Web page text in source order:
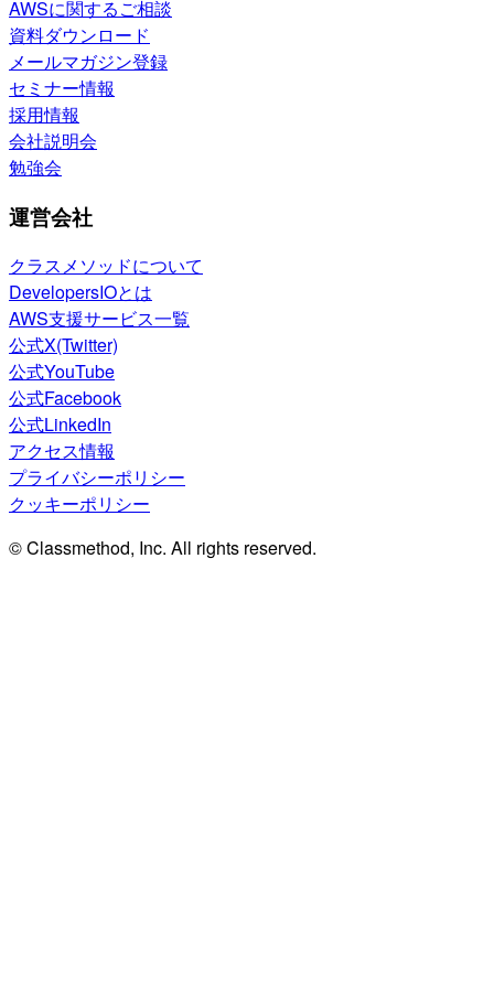
AWSに関するご相談
資料ダウンロード
メールマガジン登録
セミナー情報
採用情報
会社説明会
勉強会
運営会社
クラスメソッドについて
DevelopersIOとは
AWS支援サービス一覧
公式X(Twitter)
公式YouTube
公式Facebook
公式LinkedIn
アクセス情報
プライバシーポリシー
クッキーポリシー
© Classmethod, Inc. All rights reserved.